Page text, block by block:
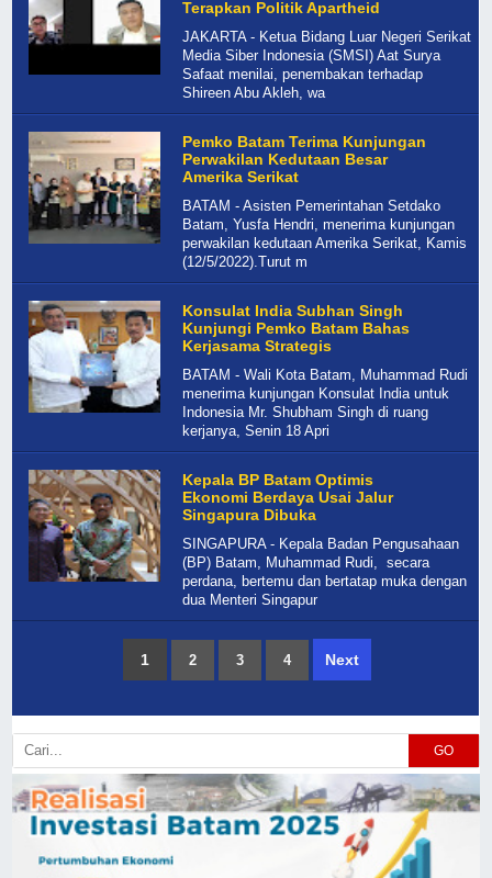
Terapkan Politik Apartheid
JAKARTA - Ketua Bidang Luar Negeri Serikat
Media Siber Indonesia (SMSI) Aat Surya
Safaat menilai, penembakan terhadap
Shireen Abu Akleh, wa
Pemko Batam Terima Kunjungan
Perwakilan Kedutaan Besar
Amerika Serikat
BATAM - Asisten Pemerintahan Setdako
Batam, Yusfa Hendri, menerima kunjungan
perwakilan kedutaan Amerika Serikat, Kamis
(12/5/2022).Turut m
Konsulat India Subhan Singh
Kunjungi Pemko Batam Bahas
Kerjasama Strategis
BATAM - Wali Kota Batam, Muhammad Rudi
menerima kunjungan Konsulat India untuk
Indonesia Mr. Shubham Singh di ruang
kerjanya, Senin 18 Apri
Kepala BP Batam Optimis
Ekonomi Berdaya Usai Jalur
Singapura Dibuka
SINGAPURA - Kepala Badan Pengusahaan
(BP) Batam, Muhammad Rudi, secara
perdana, bertemu dan bertatap muka dengan
dua Menteri Singapur
1 2 3 4 Next
GO